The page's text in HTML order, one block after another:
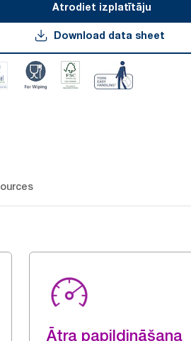
Atrodiet izplatītāju
Download data sheet
Ātra papildināšana